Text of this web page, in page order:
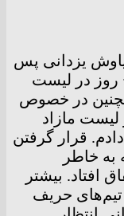
یزدانی پس
روز در لیست
در خصوص
لیست مازاد
قرار گرفتن
به خاطر
افتاد. بیشتر
تیم‌های حریف